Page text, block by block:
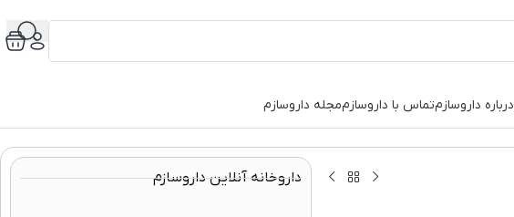
درباره داروسازمتماس با داروسازممجله داروسازم
داروخانه آنلاین داروسازم